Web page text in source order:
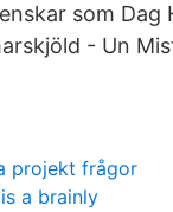
som Dag
- Un
projekt frågor
a brainly